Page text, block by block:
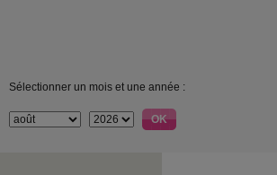
Sélectionner un mois et une année :